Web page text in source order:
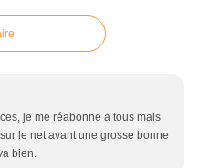
je me réabonne a tous mais
le net avant une grosse bonne
bien.